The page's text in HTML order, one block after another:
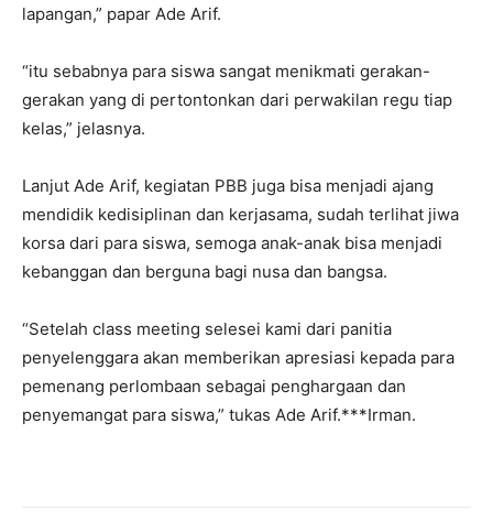
lapangan,” papar Ade Arif.
“itu sebabnya para siswa sangat menikmati gerakan-
gerakan yang di pertontonkan dari perwakilan regu tiap
kelas,” jelasnya.
Lanjut Ade Arif, kegiatan PBB juga bisa menjadi ajang
mendidik kedisiplinan dan kerjasama, sudah terlihat jiwa
korsa dari para siswa, semoga anak-anak bisa menjadi
kebanggan dan berguna bagi nusa dan bangsa.
“Setelah class meeting selesei kami dari panitia
penyelenggara akan memberikan apresiasi kepada para
pemenang perlombaan sebagai penghargaan dan
penyemangat para siswa,” tukas Ade Arif.***Irman.